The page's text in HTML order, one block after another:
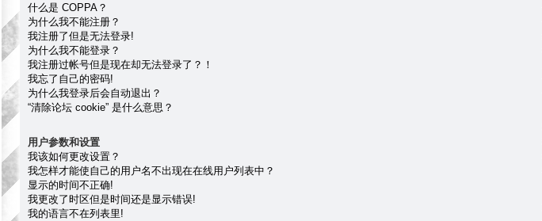
什么是 COPPA？
为什么我不能注册？
我注册了但是无法登录!
为什么我不能登录？
我注册过帐号但是现在却无法登录了？！
我忘了自己的密码!
为什么我登录后会自动退出？
“清除论坛 cookie” 是什么意思？
用户参数和设置
我该如何更改设置？
我怎样才能使自己的用户名不出现在在线用户列表中？
显示的时间不正确!
我更改了时区但是时间还是显示错误!
我的语言不在列表里!